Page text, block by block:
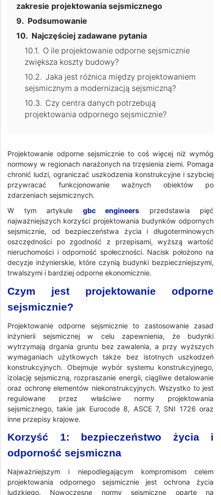
zakresie projektowania sejsmicznego
Podsumowanie
Najczęściej zadawane pytania
O ile projektowanie odporne sejsmicznie
zwiększa koszty budowy?
Jaka jest różnica między projektowaniem
sejsmicznym a modernizacją sejsmiczną?
Czy centra danych potrzebują
projektowania odpornego sejsmicznie?
Projektowanie odporne sejsmicznie to coś więcej niż wymóg
normowy w regionach narażonych na trzęsienia ziemi. Pomaga
chronić ludzi, ograniczać uszkodzenia konstrukcyjne i szybciej
przywracać funkcjonowanie ważnych obiektów po
zdarzeniach sejsmicznych.
W tym artykule gbc engineers przedstawia pięć
najważniejszych korzyści projektowania budynków odpornych
sejsmicznie, od bezpieczeństwa życia i długoterminowych
oszczędności po zgodność z przepisami, wyższą wartość
nieruchomości i odporność społeczności. Nacisk położono na
decyzje inżynierskie, które czynią budynki bezpieczniejszymi,
trwalszymi i bardziej odporne ekonomicznie.
Czym jest projektowanie odporne
sejsmicznie?
Projektowanie odporne sejsmicznie to zastosowanie zasad
inżynierii sejsmicznej w celu zapewnienia, że budynki
wytrzymają drgania gruntu bez zawalenia, a przy wyższych
wymaganiach użytkowych także bez istotnych uszkodzeń
konstrukcyjnych. Obejmuje wybór systemu konstrukcyjnego,
izolację sejsmiczną, rozpraszanie energii, ciągliwe detalowanie
oraz ochronę elementów niekonstrukcyjnych. Wszystko to jest
regulowane przez właściwe normy projektowania
sejsmicznego, takie jak Eurocode 8, ASCE 7, SNI 1726 oraz
inne przepisy krajowe.
Korzyść 1: bezpieczeństwo życia i
odporność sejsmiczna
Najważniejszym i niepodlegającym kompromisom celem
projektowania odpornego sejsmicznie jest ochrona życia
ludzkiego. Nowoczesne normy sejsmiczne oparte na